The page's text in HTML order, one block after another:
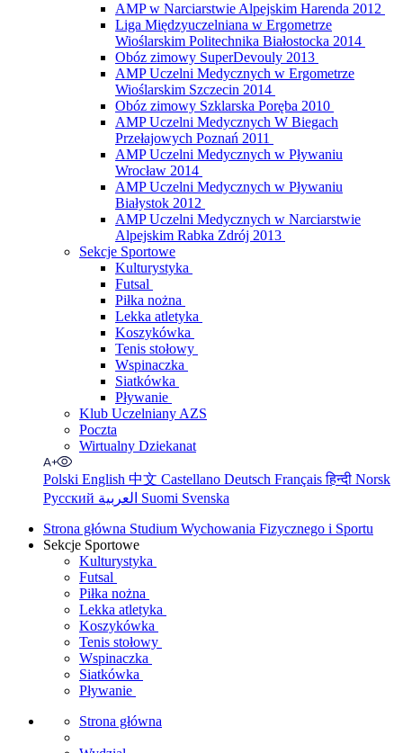
AMP w Narciarstwie Alpejskim Harenda 2012
Liga Międzyuczelniana w Ergometrze
Wioślarskim Politechnika Białostocka 2014
Obóz zimowy SuperDevouly 2013
AMP Uczelni Medycznych w Ergometrze
Wioślarskim Szczecin 2014
Obóz zimowy Szklarska Poręba 2010
AMP Uczelni Medycznych W Biegach
Przełajowych Poznań 2011
AMP Uczelni Medycznych w Pływaniu
Wrocław 2014
AMP Uczelni Medycznych w Pływaniu
Białystok 2012
AMP Uczelni Medycznych w Narciarstwie
Alpejskim Rabka Zdrój 2013
Sekcje Sportowe
Kulturystyka
Futsal
Piłka nożna
Lekka atletyka
Koszykówka
Tenis stołowy
Wspinaczka
Siatkówka
Pływanie
Klub Uczelniany AZS
Poczta
Wirtualny Dziekanat
Polski English 中文 Castellano Deutsch Françaisहिन्दी Norsk
Русский
Suomi Svenska
Strona główna Studium Wychowania Fizycznego i Sportu
Sekcje Sportowe
Kulturystyka
Futsal
Piłka nożna
Lekka atletyka
Koszykówka
Tenis stołowy
Wspinaczka
Siatkówka
Pływanie
Strona główna